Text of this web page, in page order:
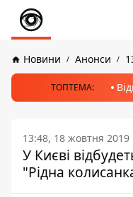
Новини Анонси
ТОПТЕМА:
13:48, 18 жовтня 2019
У Києві
"Рідна